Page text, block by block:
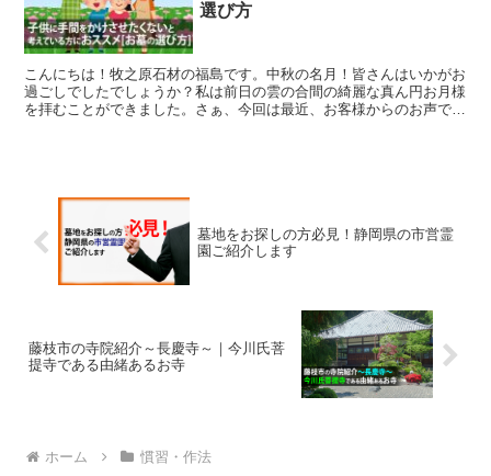
選び方
こんにちは！牧之原石材の福島です。中秋の名月！皆さんはいかがお
過ごしでしたでしょうか？私は前日の雲の合間の綺麗な真ん円お月様
を拝むことができました。さぁ、今回は最近、お客様からのお声でよ
墓地をお探しの方必見！静岡県の市営霊
園ご紹介します
藤枝市の寺院紹介～長慶寺～｜今川氏菩
提寺である由緒あるお寺
ホーム 慣習・作法